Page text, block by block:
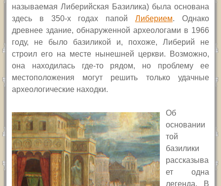
называемая Либерийская Базилика) была основана
здесь в 350-х годах папой Либерием. Однако
древнее здание, обнаруженной археологами в 1966
году, не было базиликой и, похоже, Либерий не
строил его на месте нынешней церкви. Возможно,
она находилась где-то рядом, но проблему ее
местоположения могут решить только удачные
археологические находки.
Об
основании
той
базилики
рассказыва
ет одна
легенда. В